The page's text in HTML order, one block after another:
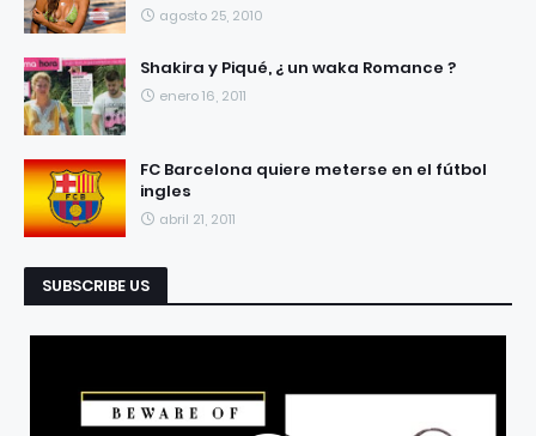
agosto 25, 2010
Shakira y Piqué, ¿ un waka Romance ?
enero 16, 2011
FC Barcelona quiere meterse en el fútbol
ingles
abril 21, 2011
SUBSCRIBE US